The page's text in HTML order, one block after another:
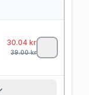
30.04 kr
39.00kr